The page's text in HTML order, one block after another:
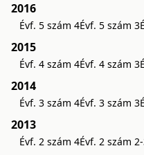
2016
Évf. 5 szám 4Évf. 5 szám 3
2015
Évf. 4 szám 4Évf. 4 szám 3
2014
Évf. 3 szám 4Évf. 3 szám 3
2013
Évf. 2 szám 4Évf. 2 szám